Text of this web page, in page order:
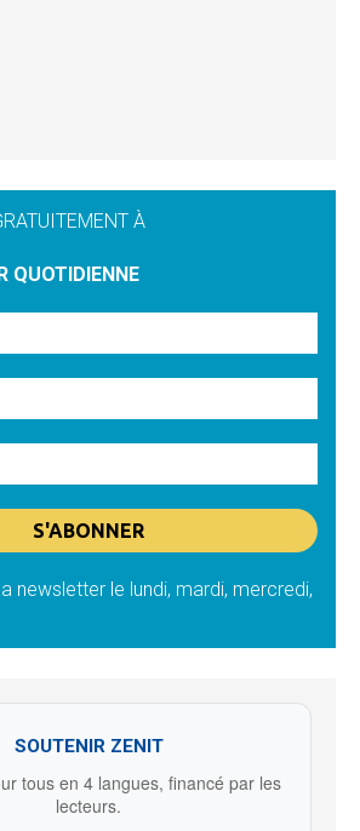
À
QUOTIDIENNE
newsletter le lundi, mardi, mercredi,
SOUTENIR ZENIT
tous en 4 langues, financé par les
lecteurs.